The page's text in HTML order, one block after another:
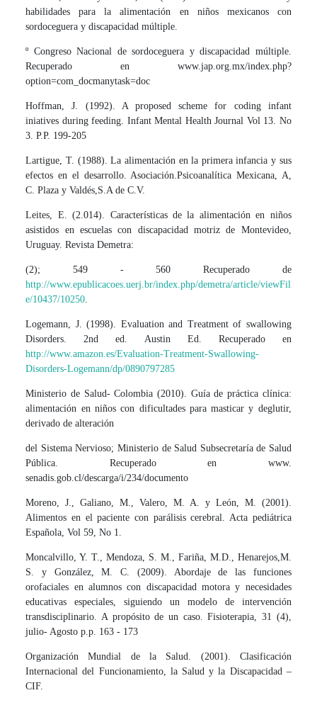
habilidades para la alimentación en niños mexicanos con
sordoceguera y discapacidad múltiple.
º Congreso Nacional de sordoceguera y discapacidad múltiple.
Recuperado en www.jap.org.mx/index.php?
option=com_docmanytask=doc
Hoffman, J. (1992). A proposed scheme for coding infant
iniatives during feeding. Infant Mental Health Journal Vol 13. No
3. P.P. 199-205
Lartigue, T. (1988). La alimentación en la primera infancia y sus
efectos en el desarrollo. Asociación.Psicoanalítica Mexicana, A,
C. Plaza y Valdés,S.A de C.V.
Leites, E. (2.014). Características de la alimentación en niños
asistidos en escuelas con discapacidad motriz de Montevideo,
Uruguay. Revista Demetra:
(2); 549 - 560 Recuperado de
http://www.epublicacoes.uerj.br/index.php/demetra/article/viewFil
e/10437/10250.
Logemann, J. (1998). Evaluation and Treatment of swallowing
Disorders. 2nd ed. Austin Ed. Recuperado en
http://www.amazon.es/Evaluation-Treatment-Swallowing-
Disorders-Logemann/dp/0890797285
Ministerio de Salud- Colombia (2010). Guía de práctica clínica:
alimentación en niños con dificultades para masticar y deglutir,
derivado de alteración
del Sistema Nervioso; Ministerio de Salud Subsecretaría de Salud
Pública. Recuperado en www.
senadis.gob.cl/descarga/i/234/documento
Moreno, J., Galiano, M., Valero, M. A. y León, M. (2001).
Alimentos en el paciente con parálisis cerebral. Acta pediátrica
Española, Vol 59, No 1.
Moncalvillo, Y. T., Mendoza, S. M., Fariña, M.D., Henarejos,M.
S. y González, M. C. (2009). Abordaje de las funciones
orofaciales en alumnos con discapacidad motora y necesidades
educativas especiales, siguiendo un modelo de intervención
transdisciplinario. A propósito de un caso. Fisioterapia, 31 (4),
julio- Agosto p.p. 163 - 173
Organización Mundial de la Salud. (2001). Clasificación
Internacional del Funcionamiento, la Salud y la Discapacidad –
CIF.